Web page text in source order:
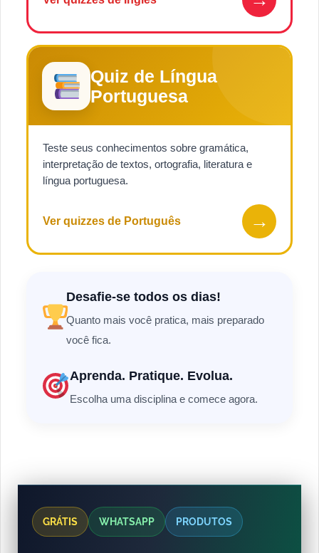
Quiz de Língua
Portuguesa
Teste seus conhecimentos sobre gramática,
interpretação de textos, ortografia, literatura e
língua portuguesa.
Ver quizzes de Português →
Desafie-se todos os dias!
Quanto mais você pratica, mais preparado
você fica.
Aprenda. Pratique. Evolua.
Escolha uma disciplina e comece agora.
GRÁTIS WHATSAPP PRODUTOS